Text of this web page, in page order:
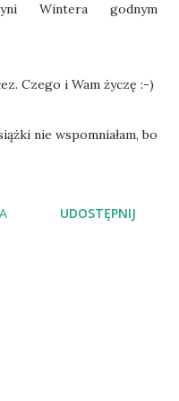
Wintera godnym
Czego i Wam życzę :-)
nie wspomniałam, bo
UDOSTĘPNIJ